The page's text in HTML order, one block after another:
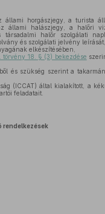
horgászjegy, a turista
halászjegy, a halőri
halőr szolgálati
és szolgálati jelvény leírását,
elkészítésében,
törvény 18. § (3) bekezdése
és szükség szerint a
(ICCAT) által kialakított, a
feladatait.
rendelkezések